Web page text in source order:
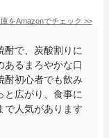
をAmazonでチェック >>
酎で、炭酸割りに
あるまろやかな口
酎初心者でも飲み
と広がり、食事に
で人気があります